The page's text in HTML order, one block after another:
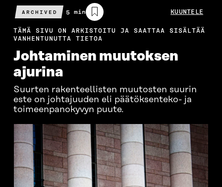
ARCHIVED
Arvioitu
lukuaika
5 min KUUNTELE
TÄMÄ SIVU ON ARKISTOITU JA SAATTAA SISÄLTÄÄ
VANHENTUNUTTA TIETOA
Johtaminen muutoksen
ajurina
Suurten rakenteellisten muutosten suurin
este on johtajuuden eli päätöksenteko- ja
toimeenpanokyvyn puute.